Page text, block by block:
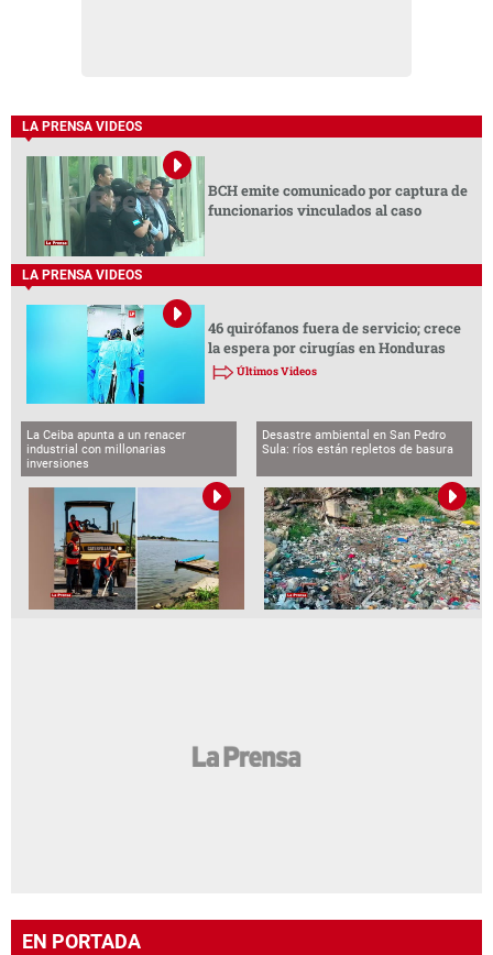
LA PRENSA VIDEOS
BCH emite comunicado por captura de
funcionarios vinculados al caso
LA PRENSA VIDEOS
46 quirófanos fuera de servicio; crece
la espera por cirugías en Honduras
Últimos Videos
La Ceiba apunta a un renacer
industrial con millonarias
inversiones
Desastre ambiental en San Pedro
Sula: ríos están repletos de basura
EN PORTADA